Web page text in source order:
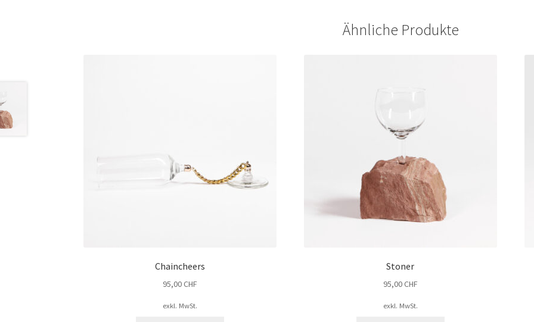
Ähnliche Produkte
Chaincheers
95,00CHF
exkl. MwSt.
Stoner
95,00CHF
exkl. MwSt.